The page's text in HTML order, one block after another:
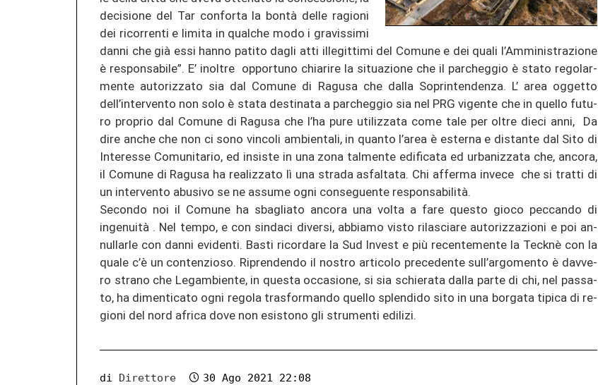
de­ci­sio­ne del Tar con­for­ta la bontà delle ra­gio­ni
dei ri­cor­ren­ti e li­mi­ta in qual­che modo i gra­vis­si­mi
danni che già essi hanno pa­ti­to dagli atti il­le­git­ti­mi del Co­mu­ne e dei quali l’Am­mi­nis­tra­zio­ne
è re­spon­sa­bi­le”. E’ in­ol­tre op­por­tu­no chia­ri­re la si­tua­zio­ne che il par­che­g­gio è stato re­go­lar­
men­te au­to­ri­z­za­to sia dal Co­mu­ne di Ra­gu­sa che dalla So­prin­ten­den­za. L’ area ogget­to
dell’in­ter­ven­to non solo è stata de­sti­na­ta a par­che­g­gio sia nel PRG vi­gen­te che in quel­lo fu­tu­
ro pro­prio dal Co­mu­ne di Ra­gu­sa che l’ha pure uti­li­z­za­ta come tale per oltre dieci anni, Da
dire anche che non ci sono vin­co­li amb­ien­ta­li, in quan­to l’area è ester­na e di­stan­te dal Sito di
In­ter­es­se Co­mu­ni­ta­rio, ed in­sis­te in una zona tal­men­te edi­fi­ca­ta ed ur­ba­ni­z­za­ta che, an­co­ra,
il Co­mu­ne di Ra­gu­sa ha re­a­li­z­za­to lì una stra­da as­fal­ta­ta. Chi af­fer­ma in­ve­ce che si tr­at­ti di
un in­ter­ven­to ab­usi­vo se ne as­su­me ogni conseguen­te responsabilità.
Se­con­do noi il Co­mu­ne ha sbag­lia­to an­co­ra una volta a fare ques­to gioco pec­can­do di
ingenuità . Nel tempo, e con sin­da­ci di­ver­si, ab­bia­mo visto ri­la­s­cia­re au­to­ri­z­za­zio­ni e poi an­
nul­lar­le con danni evi­den­ti. Basti ri­cor­da­re la Sud In­v­est e più re­cen­te­men­te la Tecknè con la
quale c’è un con­ten­zio­so. Ri­pren­den­do il nos­tro ar­ti­co­lo pre­ce­den­te sull’ar­go­men­to è da­v­ve­
ro stra­no che Le­gamb­ien­te, in ques­ta oc­ca­sio­ne, si sia schie­ra­ta dalla parte di chi, nel pas­sa­
to, ha dimen­ti­ca­to ogni re­go­la tras­for­man­do quel­lo splen­di­do sito in una bor­ga­ta tipi­ca di re­
gio­ni del nord afri­ca dove non esis­to­no gli stru­men­ti edi­li­zi.
di Direttore 30 Ago 2021 22:08